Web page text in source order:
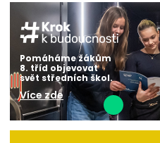
Pomáháme žákům
8. tříd objevovat
svět středních škol.
Více zde